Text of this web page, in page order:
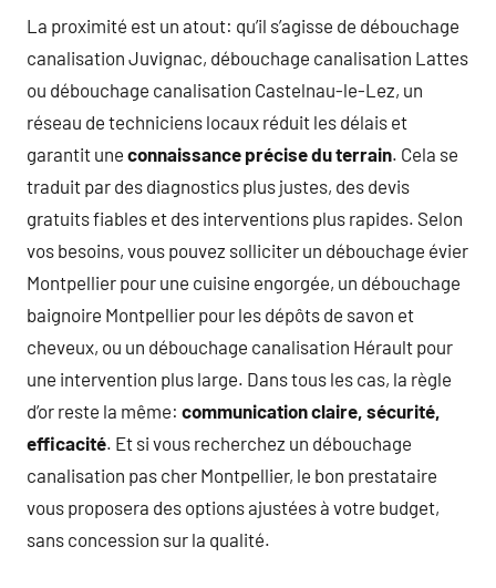
La proximité est un atout: qu’il s’agisse de débouchage
canalisation Juvignac, débouchage canalisation Lattes
ou débouchage canalisation Castelnau-le-Lez, un
réseau de techniciens locaux réduit les délais et
garantit une connaissance précise du terrain. Cela se
traduit par des diagnostics plus justes, des devis
gratuits fiables et des interventions plus rapides. Selon
vos besoins, vous pouvez solliciter un débouchage évier
Montpellier pour une cuisine engorgée, un débouchage
baignoire Montpellier pour les dépôts de savon et
cheveux, ou un débouchage canalisation Hérault pour
une intervention plus large. Dans tous les cas, la règle
d’or reste la même: communication claire, sécurité,
efficacité. Et si vous recherchez un débouchage
canalisation pas cher Montpellier, le bon prestataire
vous proposera des options ajustées à votre budget,
sans concession sur la qualité.